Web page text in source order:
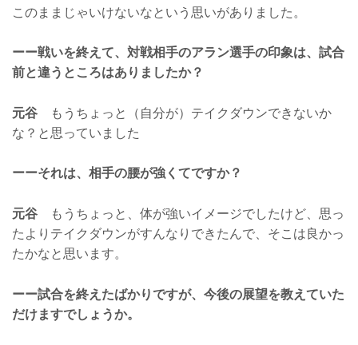
このままじゃいけないなという思いがありました。
ーー戦いを終えて、対戦相手のアラン選手の印象は、試合
前と違うところはありましたか？
元谷 もうちょっと（自分が）テイクダウンできないか
な？と思っていました
ーーそれは、相手の腰が強くてですか？
元谷 もうちょっと、体が強いイメージでしたけど、思っ
たよりテイクダウンがすんなりできたんで、そこは良かっ
たかなと思います。
ーー試合を終えたばかりですが、今後の展望を教えていた
だけますでしょうか。